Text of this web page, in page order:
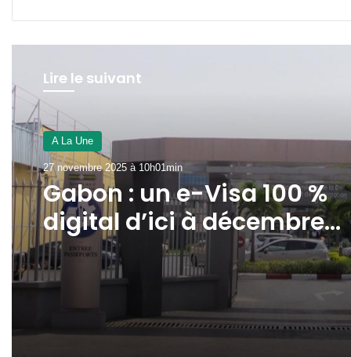
Lire le suivant
A La Une
27 novembre 2025 à 10h01min
Gabon : un e-Visa 100 %
digital d’ici à décembre
2025